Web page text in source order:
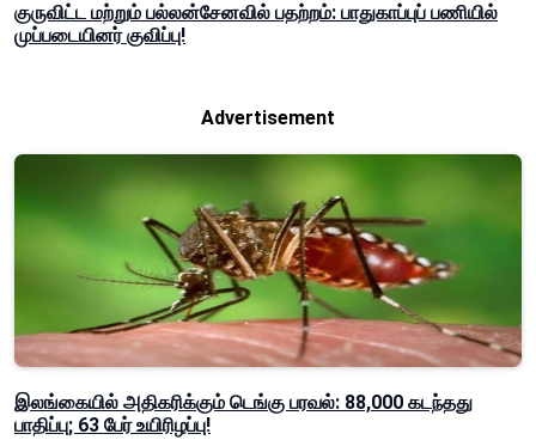
குருவிட்ட மற்றும் பல்லன்சேனவில் பதற்றம்: பாதுகாப்புப் பணியில்
முப்படையினர் குவிப்பு!
Advertisement
இலங்கையில் அதிகரிக்கும் டெங்கு பரவல்: 88,000 கடந்தது
பாதிப்பு; 63 பேர் உயிரிழப்பு!